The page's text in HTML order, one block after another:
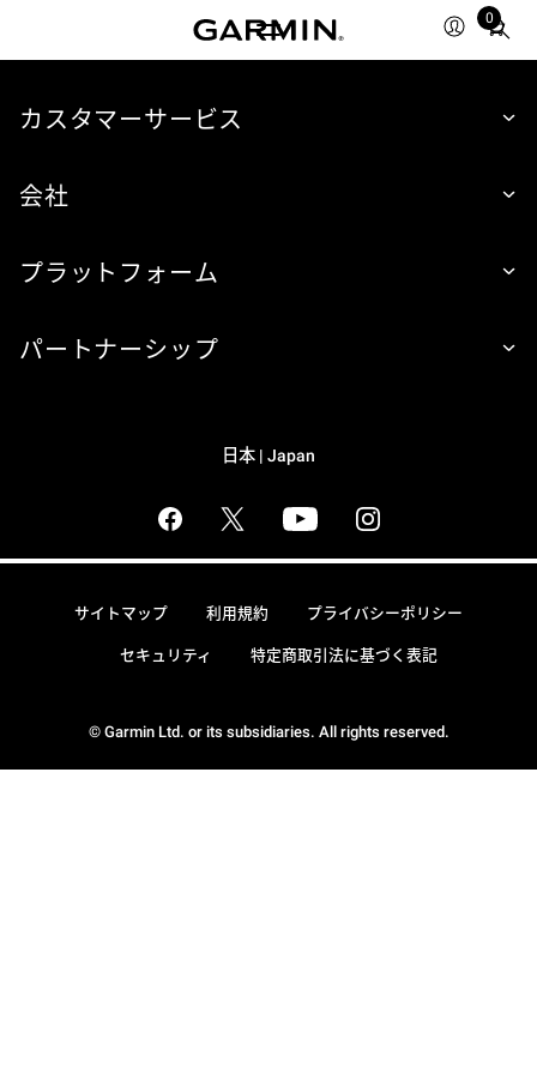
0
Total
カスタマーサービス
会社
プラットフォーム
パートナーシップ
日本 | Japan
© Garmin Ltd. or its subsidiaries. All rights reserved.
サイトマップ 利用規約 プライバシーポリシー
セキュリティ 特定商取引法に基づく表記